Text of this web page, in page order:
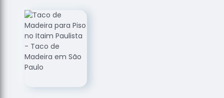
de Madeira
Loja de
Assoalhos
Raspagem
de